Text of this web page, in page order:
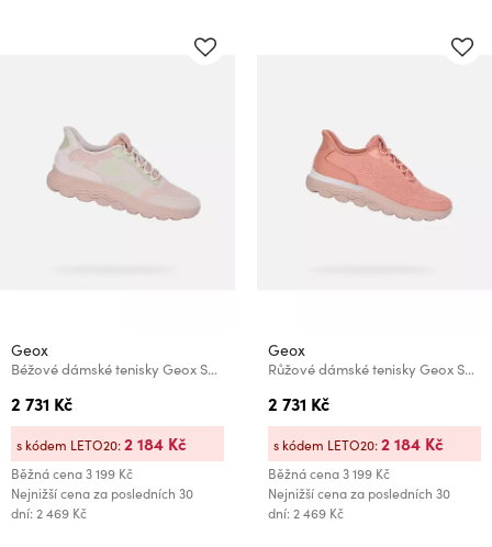
Geox
Béžové dámské tenisky Geox Spherica Plus
2 731 Kč
Běžná cena3 199 Kč
Nejnižší cena za posledních 30
dní: 2 469 Kč
s kódem LETO20:2 184 Kč
Geox
Růžové dámské tenisky Geox Spherica Plus
2 731 Kč
Běžná cena3 199 Kč
Nejnižší cena za posledních 30
dní: 2 469 Kč
s kódem LETO20:2 184 Kč